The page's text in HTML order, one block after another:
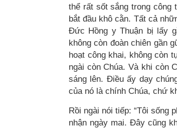
thể rất sốt sắng trong
bắt đầu khô cằn. Tất cả
Đức Hồng y Thuận bị lấy
không còn đoàn chiên gần
hoạt công khai, không còn
ngài còn Chúa. Và khi còn
sáng lên. Điều ấy dạy
của nó là chính Chúa, chứ
Rồi ngài nói tiếp: “Tôi sống
nhận ngày mai. Đây cũng